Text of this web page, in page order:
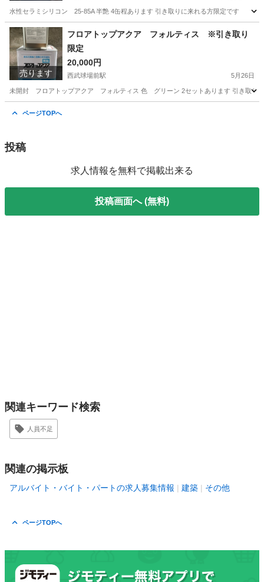
水性セラミシリコン 25-85A 半艶 4缶程あります 引き取りに来れる方限定です
埼玉 所沢市 西武球場前駅 その他
売ります
フロアトップアクア フォルティス ※引き取り
限定
20,000円
西武球場前駅 5月26日
未開封 フロアトップアクア フォルティス 色 グリーン 2セットあります 引き取り
ページTOPへ
投稿
求人情報を無料で掲載出来る
投稿画面へ (無料)
関連キーワード検索
人員不足
関連の掲示板
アルバイト・バイト・パートの求人募集情報 建築 その他
ページTOPへ